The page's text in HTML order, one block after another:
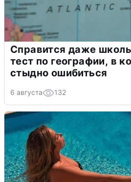
Справится даже
тест по географии, в
стыдно ошибиться
6 августа 132